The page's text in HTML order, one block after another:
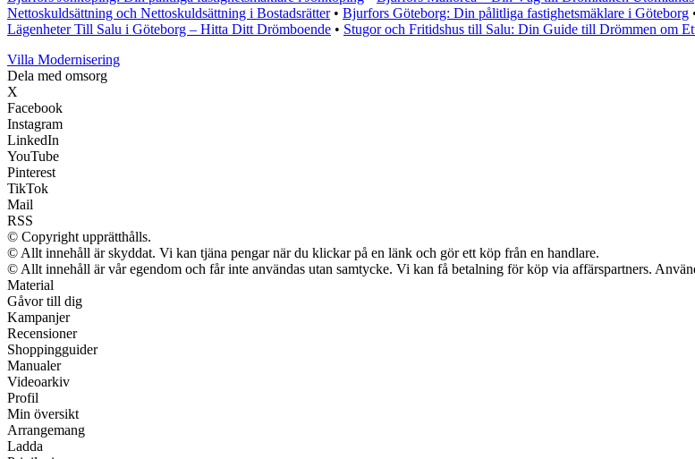
Nettoskuldsättning och Nettoskuldsättning i Bostadsrätter• Bjurfors Göteborg: Din pålitliga fastighetsmäklare i Göteborg
Lägenheter Till Salu i Göteborg – Hitta Ditt Drömboende • Stugor och Fritidshus till Salu: Din Guide till Drömmen om
Villa Modernisering
Dela med omsorg
X
Facebook
Instagram
LinkedIn
YouTube
Pinterest
TikTok
Mail
RSS
© Copyright upprätthålls.
© Allt innehåll är skyddat. Vi kan tjäna pengar när du klickar på en länk och gör ett köp från en handlare.
© Allt innehåll är vår egendom och får inte användas utan samtycke. Vi kan få betalning för köp via affärspartners.
Material
Gåvor till dig
Kampanjer
Recensioner
Shoppingguider
Manualer
Videoarkiv
Profil
Min översikt
Arrangemang
Ladda